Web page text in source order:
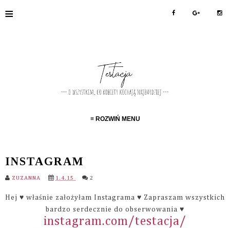
≡
≡ ROZWIŃ MENU
INSTAGRAM
ZUZANNA 1.4.15 2
Hej ♥ właśnie założyłam Instagrama ♥ Zapraszam wszystkich
bardzo serdecznie do obserwowania ♥
instagram.com/testacja/